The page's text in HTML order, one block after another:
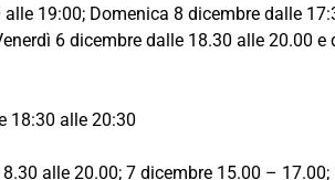
19:00; Domenica 8 dicembre dalle
6 dicembre dalle 18.30 alle 20.00
18:30 alle 20:30
alle 20.00
alle 20.00; 7 dicembre 15.00 –